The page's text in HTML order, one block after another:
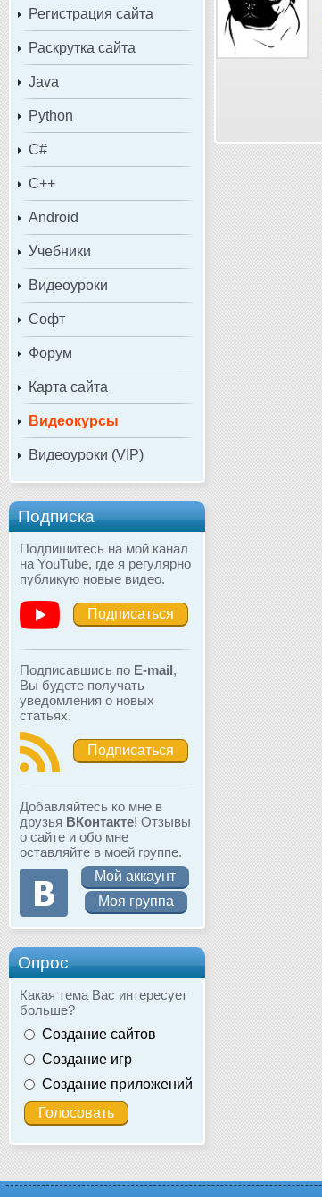
Регистрация сайта
Раскрутка сайта
Java
Python
C#
C++
Android
Учебники
Видеоуроки
Софт
Форум
Карта сайта
Видеокурсы
Видеоуроки (VIP)
Подписка
Подпишитесь на мой канал
на YouTube, где я регулярно
публикую новые видео.
Подписаться
Подписавшись по E-mail,
Вы будете получать
уведомления о новых
статьях.
Подписаться
Добавляйтесь ко мне в
друзья ВКонтакте! Отзывы
о сайте и обо мне
оставляйте в моей группе.
Мой аккаунт
Моя группа
Опрос
Какая тема Вас интересует
больше?
Создание сайтов
Создание игр
Создание приложений